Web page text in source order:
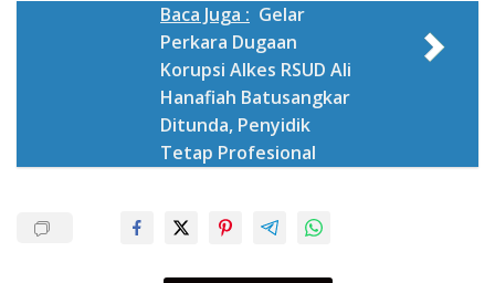
Baca Juga : Gelar
Perkara Dugaan
Korupsi Alkes RSUD Ali
Hanafiah Batusangkar
Ditunda, Penyidik
Tetap Profesional